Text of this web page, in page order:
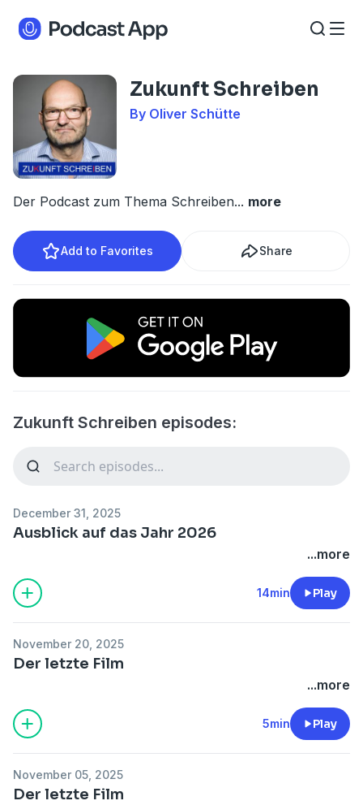
Zukunft Schreiben
By Oliver Schütte
Der Podcast zum Thema Schreiben... more
Add to Favorites Share
Zukunft Schreiben episodes:
December 31, 2025
Ausblick auf das Jahr 2026
...more
14min Play
November 20, 2025
Der letzte Film
...more
5min Play
November 05, 2025
Der letzte Film